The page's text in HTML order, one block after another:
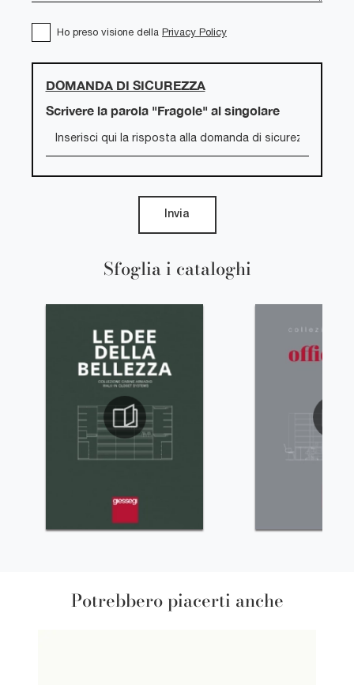
Sfoglia i cataloghi
Ho preso visione della Privacy Policy
DOMANDA DI SICUREZZA
Scrivere la parola "Fragole" al singolare
Invia
Potrebbero piacerti anche